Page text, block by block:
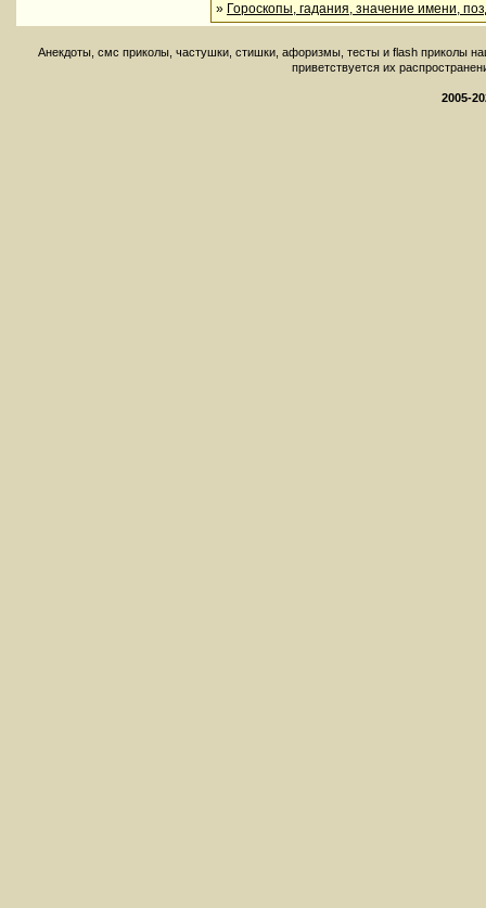
» Гороскопы, гадания, значение имени,
Aнекдоты, смс приколы, частушки, стишки, афоризмы, тесты и flash приколы
приветствуется их
2005-